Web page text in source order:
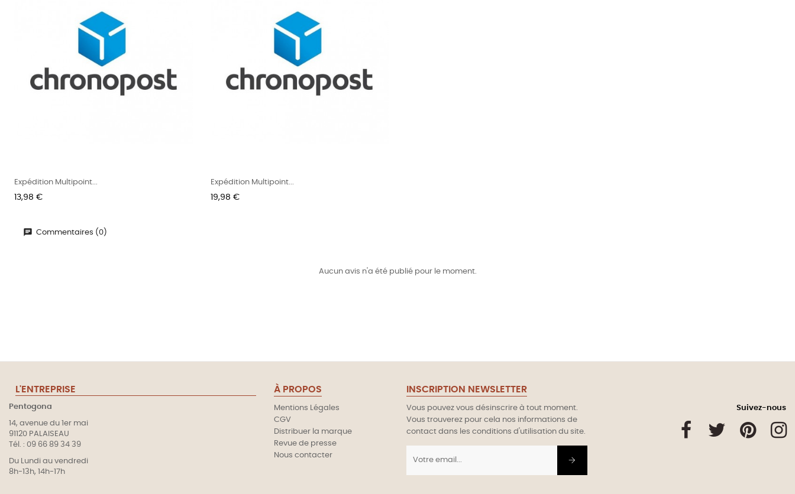
Expédition Multipoint...
Prix
13,98 €
Expédition Multipoint...
Prix
19,98 €
Commentaires (0)
Aucun avis n'a été publié pour le moment.
L'ENTREPRISE
Pentogona
14, avenue du 1er mai
91120 PALAISEAU
Tél. : 09 66 89 34 39
Du Lundi au vendredi
8h-13h, 14h-17h
À PROPOS
Mentions Légales
CGV
Distribuer la marque
Revue de presse
Nous contacter
INSCRIPTION NEWSLETTER
Vous pouvez vous désinscrire à tout moment.
Vous trouverez pour cela nos informations de
contact dans les conditions d'utilisation du site.
Suivez-nous
FacebookTwitter Pinterest